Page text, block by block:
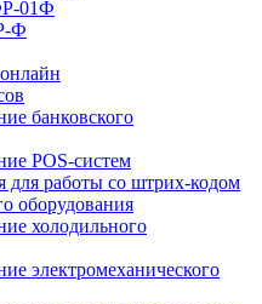
01Ф
Ф
банковского
POS-систем
для работы со штрих-кодом
оборудования
холодильного
электромеханического